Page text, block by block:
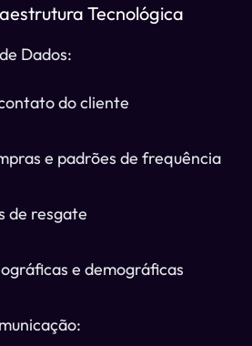
Tecnológica
Dados:
do cliente
e padrões de frequência
de resgate
e demográficas